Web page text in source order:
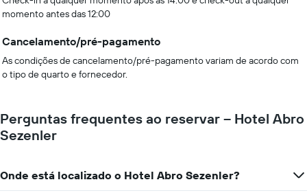
momento antes das 12:00
Cancelamento/pré-pagamento
As condições de cancelamento/pré-pagamento variam de acordo com
o tipo de quarto e fornecedor.
Perguntas frequentes ao reservar – Hotel Abro
Sezenler
Onde está localizado o Hotel Abro Sezenler?